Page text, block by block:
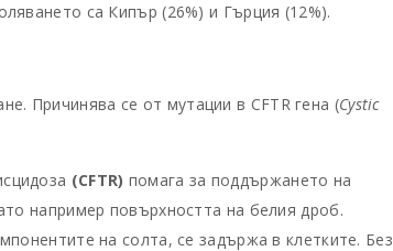
са Кипър (26%) и Гърция (12%).
Причинява се от мутации в CFTR гена (Cystic
(CFTR) помага за поддържането на
например повърхността на белия дроб.
на солта, се задържа в клетките. Без